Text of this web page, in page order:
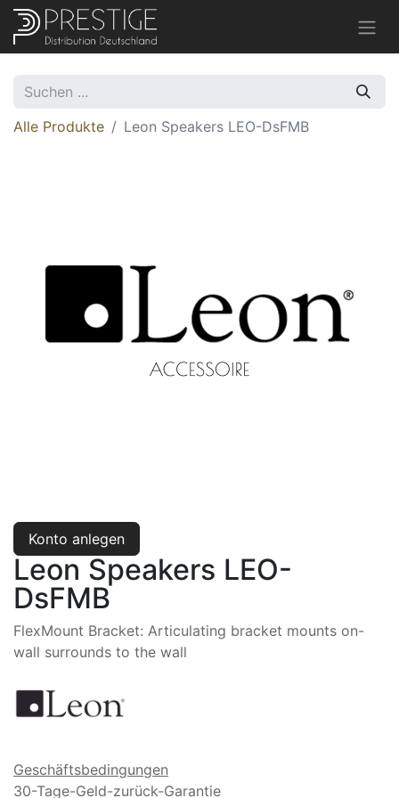
Alle Produkte Leon Speakers LEO-DsFMB
Konto anlegen
Leon Speakers LEO-
DsFMB
FlexMount Bracket: Articulating bracket mounts on-
wall surrounds to the wall
Geschäftsbedingungen
30-Tage-Geld-zurück-Garantie